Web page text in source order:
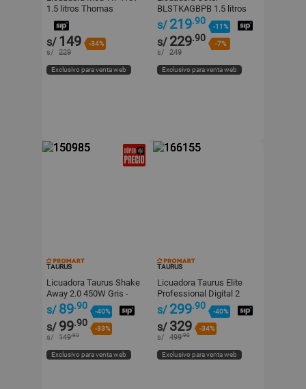
1.5 litros Thomas
s/ 149 -34%
s/ 229
Exclusivo para venta web
BLSTKAGBPB 1.5 litros
550W Negro - 2 Niveles
s/ 219.90
-11%
s/ 229.90
-7%
s/ 249
Exclusivo para venta web
TAURUS
Licuadora Taurus Shake
Away 2.0 450W Gris -
Vasos de 600ml
s/ 89.90
-40%
s/ 99.90
-33%
s/ 149.90
Exclusivo para venta web
TAURUS
Licuadora Taurus Elite
Professional Digital 2
litros Negro
s/ 299.90
-40%
s/ 329 -34%
s/ 499.90
Exclusivo para venta web